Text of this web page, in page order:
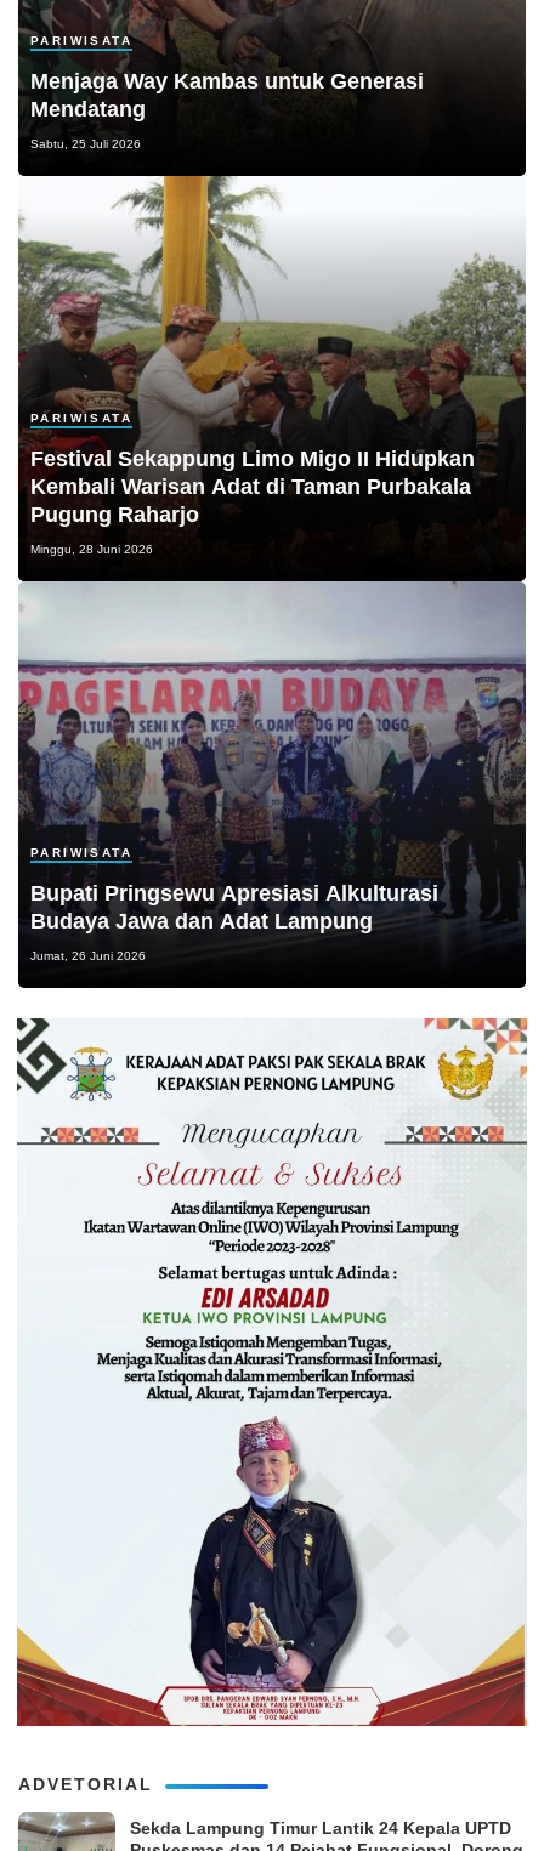
PARIWISATA
Menjaga Way Kambas untuk Generasi
Mendatang
Sabtu, 25 Juli 2026
PARIWISATA
Festival Sekappung Limo Migo II Hidupkan
Kembali Warisan Adat di Taman Purbakala
Pugung Raharjo
Minggu, 28 Juni 2026
PARIWISATA
Bupati Pringsewu Apresiasi Alkulturasi
Budaya Jawa dan Adat Lampung
Jumat, 26 Juni 2026
ADVETORIAL
‎Sekda Lampung Timur Lantik 24 Kepala UPTD